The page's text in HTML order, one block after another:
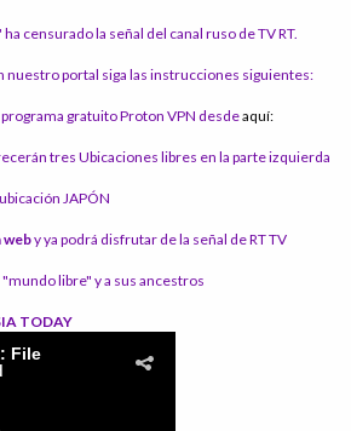
censurado la señal del canal ruso de TV RT.
nuestro portal siga las instrucciones siguientes:
gratuito Proton VPN desdeaquí:
tres Ubicaciones libres en la parte izquierda
JAPÓN
weby ya podrá disfrutar de la señal de RT TV
libre" y a sus ancestros
TODAY